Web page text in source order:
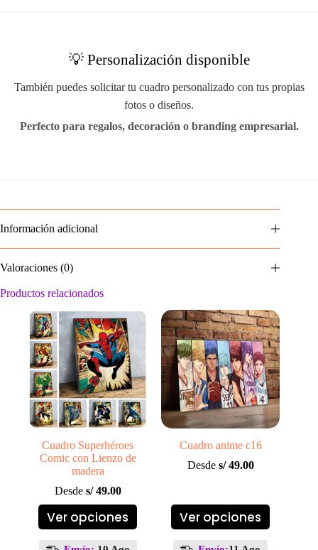
💡 Personalización disponible
También puedes solicitar tu cuadro personalizado con tus propias
fotos o diseños.
Perfecto para regalos, decoración o branding empresarial.
Información adicional
Valoraciones (0)
Productos relacionados
Cuadro Superhéroes
Comic con Lienzo de
madera
Desde s/49.00
Ver opciones
Este
producto
Cuadro anime c16
Desde s/49.00
Ver opciones
Este
producto